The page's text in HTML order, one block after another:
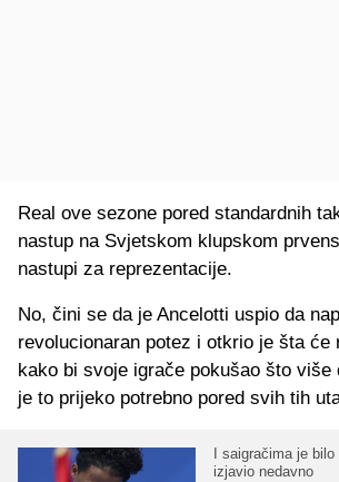
Real ove sezone pored standardnih
nastup na Svjetskom klupskom
nastupi za reprezentacije.
No, čini se da je Ancelotti uspio da
revolucionaran potez i otkrio je šta će
kako bi svoje igrače pokušao što više
je to prijeko potrebno pored svih tih
I saigračima je
izjavio nedavno